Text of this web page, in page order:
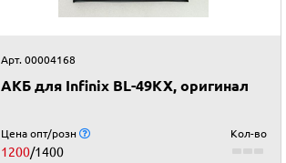
Арт. 00004168
АКБ для Infinix BL-49KX, оригинал
Цена опт/розн
1200/1400
Кол-во